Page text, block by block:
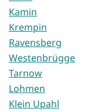
Kamin
Krempin
Ravensberg
Westenbrügge
Tarnow
Lohmen
Klein Upahl